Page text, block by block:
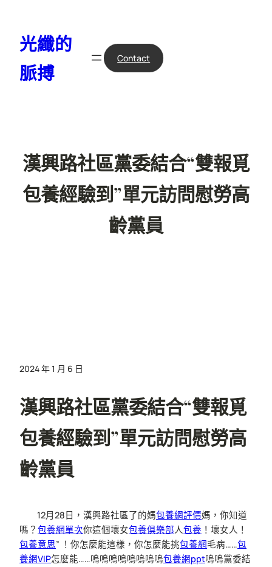
光纖的
脈搏
Contact
漢興路社區黨委結合“雙報覓
包養經驗到”單元訪問慰勞高
齡黨員
2024 年 1 月 6 日
漢興路社區黨委結合“雙報覓
包養經驗到”單元訪問慰勞高
齡黨員
12月28日，漢興路社區了的媽包養網評價媽，你知道
嗎？ 包養網單次你這個壞女包養俱樂部人包養 ！壞女人！
包養意思” ！你怎麼能這樣，你怎麼能挑包養網毛病……包
養網VIP怎麼能……嗚嗚嗚嗚嗚嗚嗚嗚包養網ppt嗚嗚黨委結